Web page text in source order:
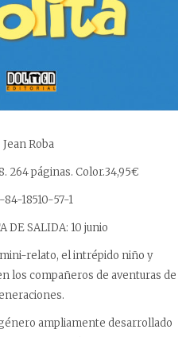
Roba
264 páginas. Color.34,95€
84-18510-57-1
DE SALIDA: 10 junio
relato, el intrépido niño y
los compañeros de aventuras de
ampliamente desarrollado